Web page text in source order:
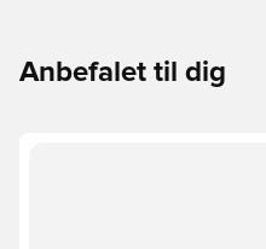
Anbefalet til dig